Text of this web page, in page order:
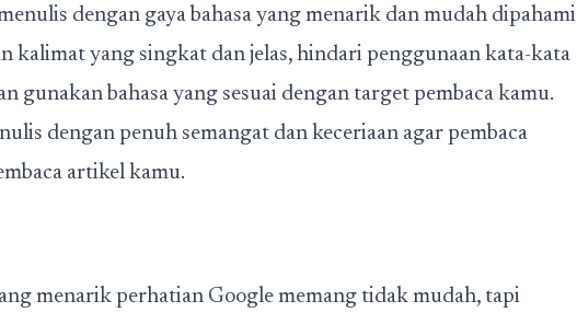
dengan gaya bahasa yang menarik dan mudah dipahami
kalimat yang singkat dan jelas, hindari penggunaan kata-kata
gunakan bahasa yang sesuai dengan target pembaca kamu.
dengan penuh semangat dan keceriaan agar pembaca
artikel kamu.
menarik perhatian Google memang tidak mudah, tapi